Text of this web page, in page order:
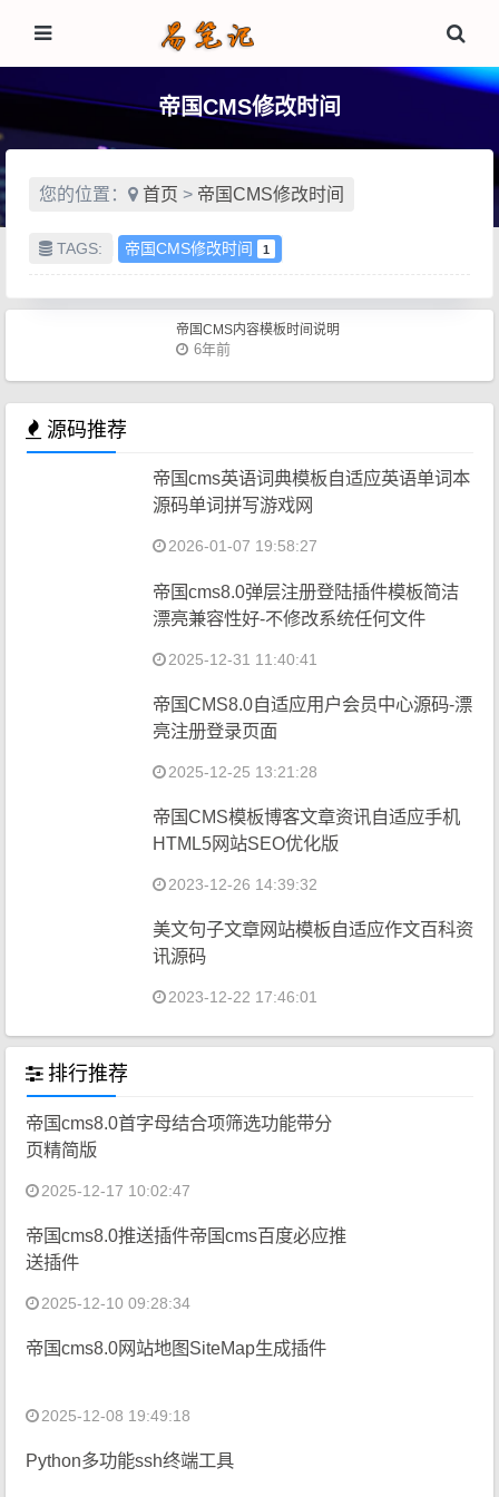
帝国CMS修改时间
您的位置： 首页 > 帝国CMS修改时间
TAGS: 帝国CMS修改时间 1
帝国CMS内容模板时间说明
6年前
源码推荐
帝国cms英语词典模板自适应英语单词本
源码单词拼写游戏网
2026-01-07 19:58:27
帝国cms8.0弹层注册登陆插件模板简洁
漂亮兼容性好-不修改系统任何文件
2025-12-31 11:40:41
帝国CMS8.0自适应用户会员中心源码-漂
亮注册登录页面
2025-12-25 13:21:28
帝国CMS模板博客文章资讯自适应手机
HTML5网站SEO优化版
2023-12-26 14:39:32
美文句子文章网站模板自适应作文百科资
讯源码
2023-12-22 17:46:01
排行推荐
帝国cms8.0首字母结合项筛选功能带分
页精简版
2025-12-17 10:02:47
帝国cms8.0推送插件帝国cms百度必应推
送插件
2025-12-10 09:28:34
帝国cms8.0网站地图SiteMap生成插件
2025-12-08 19:49:18
Python多功能ssh终端工具